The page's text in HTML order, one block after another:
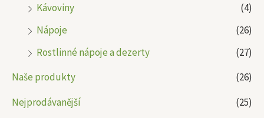
Kávoviny
(4)
Nápoje
(26)
Rostlinné nápoje a dezerty
(27)
Naše produkty
(26)
Nejprodávanější
(25)